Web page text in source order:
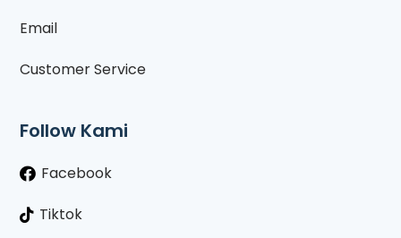
Email
Customer Service
Follow Kami
Facebook
Tiktok